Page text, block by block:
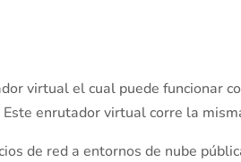
virtual el cual puede funcionar
enrutador virtual corre la
de red a entornos de nube